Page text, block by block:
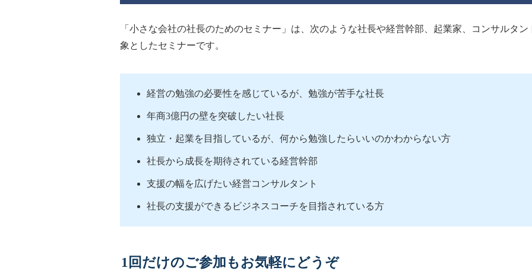
「小さな会社の社長のためのセミナー」は、次のような社長や経営幹部、起業家、コンサルタ
象としたセミナーです。
経営の勉強の必要性を感じているが、勉強が苦手な社長
年商3億円の壁を突破したい社長
独立・起業を目指しているが、何から勉強したらいいのかわからない方
社長から成長を期待されている経営幹部
支援の幅を広げたい経営コンサルタント
社長の支援ができるビジネスコーチを目指されている方
1回だけのご参加もお気軽にどうぞ